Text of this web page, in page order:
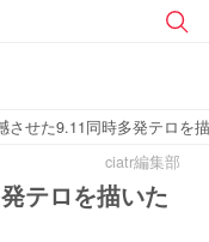
させた9.11同時多発テロを
ciatr編集部
テロを描いた